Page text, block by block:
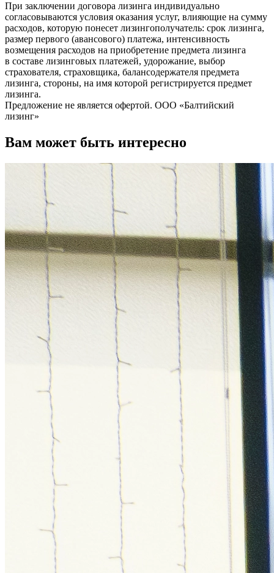
При заключении договора лизинга индивидуально
согласовываются условия оказания услуг, влияющие на сумму
расходов, которую понесет лизингополучатель: срок лизинга,
размер первого (авансового) платежа, интенсивность
возмещения расходов на приобретение предмета лизинга
в составе лизинговых платежей, удорожание, выбор
страхователя, страховщика, балансодержателя предмета
лизинга, стороны, на имя которой регистрируется предмет
лизинга.
Предложение не является офертой. ООО «Балтийский
лизинг»
Вам может быть интересно